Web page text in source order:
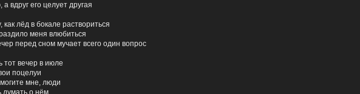
вдруг его целует другая
как лёд в бокале раствориться
меня влюбиться
перед сном мучает всего один вопрос
тот вечер в июле
поцелуи
мне, люди
думать о нём